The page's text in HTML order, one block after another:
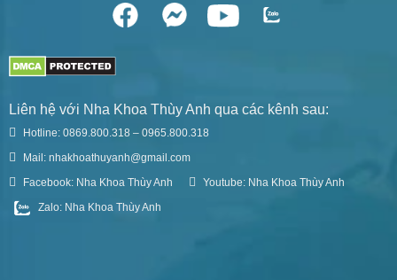
Liên hệ với Nha Khoa Thùy Anh qua các kênh sau:
Hotline: 0869.800.318 – 0965.800.318
Mail: nhakhoathuyanh@gmail.com
Facebook: Nha Khoa Thùy Anh
Youtube: Nha Khoa Thùy Anh
Zalo: Nha Khoa Thùy Anh